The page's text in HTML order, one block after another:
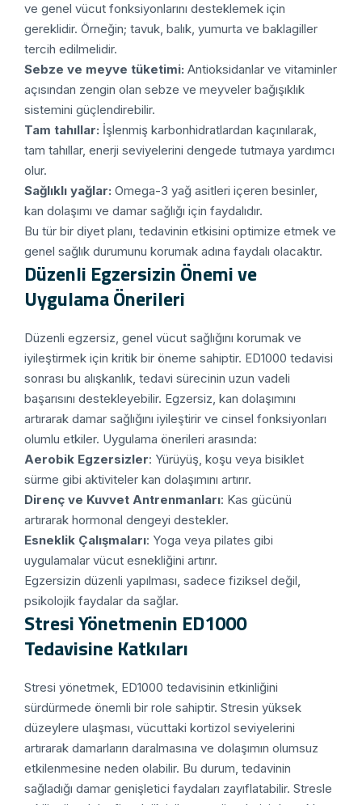
ve genel vücut fonksiyonlarını desteklemek için
gereklidir. Örneğin; tavuk, balık, yumurta ve baklagiller
tercih edilmelidir.
Sebze ve meyve tüketimi: Antioksidanlar ve vitaminler
açısından zengin olan sebze ve meyveler bağışıklık
sistemini güçlendirebilir.
Tam tahıllar: İşlenmiş karbonhidratlardan kaçınılarak,
tam tahıllar, enerji seviyelerini dengede tutmaya yardımcı
olur.
Sağlıklı yağlar: Omega-3 yağ asitleri içeren besinler,
kan dolaşımı ve damar sağlığı için faydalıdır.
Bu tür bir diyet planı, tedavinin etkisini optimize etmek ve
genel sağlık durumunu korumak adına faydalı olacaktır.
Düzenli Egzersizin Önemi ve
Uygulama Önerileri
Düzenli egzersiz, genel vücut sağlığını korumak ve
iyileştirmek için kritik bir öneme sahiptir. ED1000 tedavisi
sonrası bu alışkanlık, tedavi sürecinin uzun vadeli
başarısını destekleyebilir. Egzersiz, kan dolaşımını
artırarak damar sağlığını iyileştirir ve cinsel fonksiyonları
olumlu etkiler. Uygulama önerileri arasında:
Aerobik Egzersizler: Yürüyüş, koşu veya bisiklet
sürme gibi aktiviteler kan dolaşımını artırır.
Direnç ve Kuvvet Antrenmanları: Kas gücünü
artırarak hormonal dengeyi destekler.
Esneklik Çalışmaları: Yoga veya pilates gibi
uygulamalar vücut esnekliğini artırır.
Egzersizin düzenli yapılması, sadece fiziksel değil,
psikolojik faydalar da sağlar.
Stresi Yönetmenin ED1000
Tedavisine Katkıları
Stresi yönetmek, ED1000 tedavisinin etkinliğini
sürdürmede önemli bir role sahiptir. Stresin yüksek
düzeylere ulaşması, vücuttaki kortizol seviyelerini
artırarak damarların daralmasına ve dolaşımın olumsuz
etkilenmesine neden olabilir. Bu durum, tedavinin
sağladığı damar genişletici faydaları zayıflatabilir. Stresle